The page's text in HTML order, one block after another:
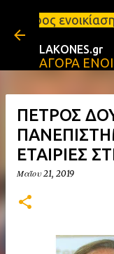
στη Σπάρτη
LAKONES.gr
ΑΓΟΡΑ
ΠΕΤΡΟΣ
ΕΤΑΙΡΙΕΣ
Μαΐου 21, 2019